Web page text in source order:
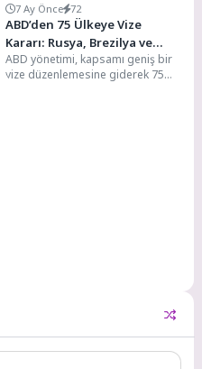
7 Ay Önce 72
ABD’den 75 Ülkeye Vize
Kararı: Rusya, Brezilya ve
İran da Listede
ABD yönetimi, kapsamı geniş bir
vize düzenlemesine giderek 75